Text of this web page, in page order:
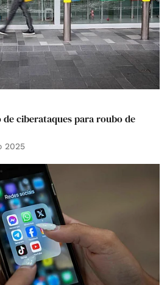
ciberataques para roubo de
2025